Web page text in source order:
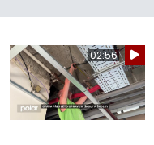
02:56